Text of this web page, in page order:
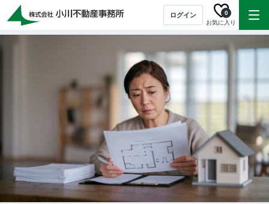
ログイン
お気に入り
0